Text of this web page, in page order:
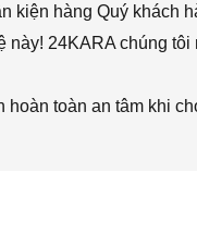
kiện hàng Quý khách
24KARA chúng
toàn an tâm khi